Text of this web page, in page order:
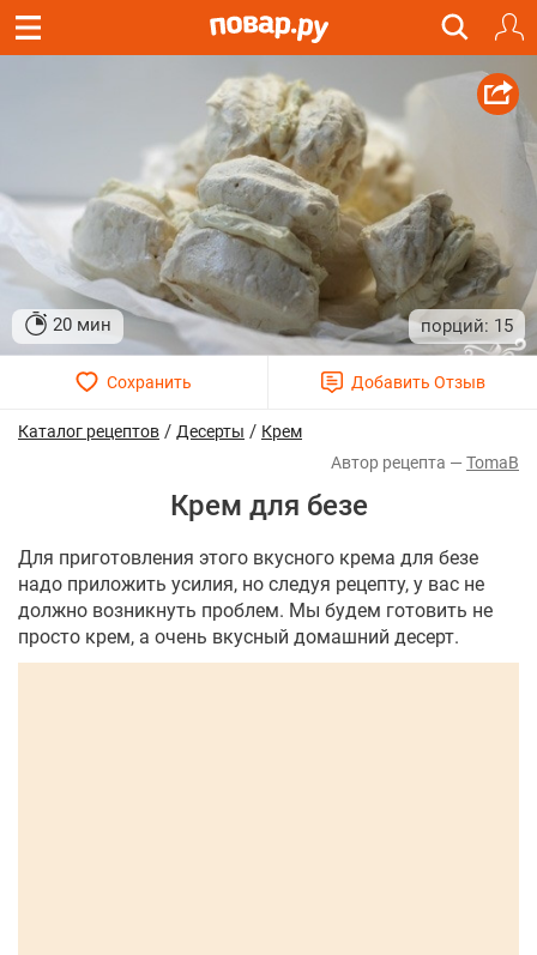
20 мин 15
Каталог рецептов / Десерты / Крем
TomaB
Крем для безе
Для приготовления этого вкусного крема для безе
надо приложить усилия, но следуя рецепту, у вас не
должно возникнуть проблем. Мы будем готовить не
просто крем, а очень вкусный домашний десерт.